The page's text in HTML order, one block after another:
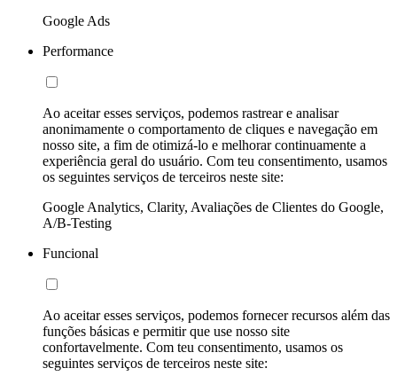
Google Ads
Performance
Ao aceitar esses serviços, podemos rastrear e analisar
anonimamente o comportamento de cliques e navegação em
nosso site, a fim de otimizá-lo e melhorar continuamente a
experiência geral do usuário. Com teu consentimento, usamos
os seguintes serviços de terceiros neste site:
Google Analytics, Clarity, Avaliações de Clientes do Google,
A/B-Testing
Funcional
Ao aceitar esses serviços, podemos fornecer recursos além das
funções básicas e permitir que use nosso site
confortavelmente. Com teu consentimento, usamos os
seguintes serviços de terceiros neste site: